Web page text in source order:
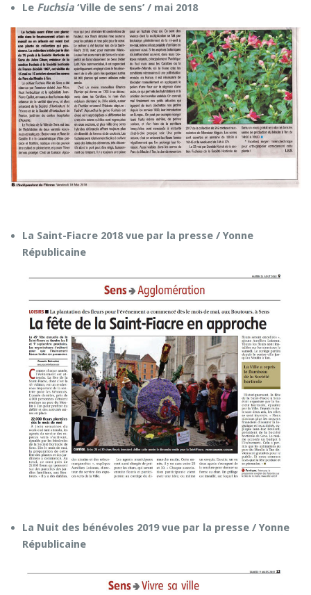
Le Fuchsia ‘Ville de sens’ / mai 2018
La Saint-Fiacre 2018 vue par la presse / Yonne
Républicaine
La Nuit des bénévoles 2019 vue par la presse / Yonne
Républicaine